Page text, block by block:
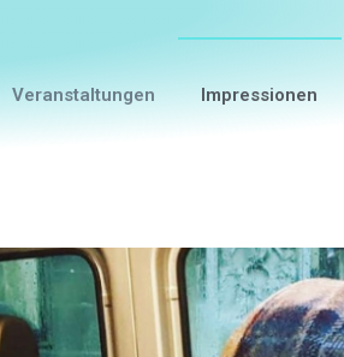
Veranstaltungen Impressionen